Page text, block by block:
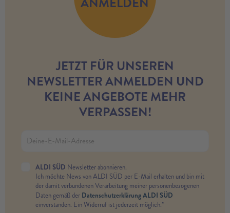
JETZT FÜR UNSEREN
NEWSLETTER ANMELDEN UND
KEINE ANGEBOTE MEHR
VERPASSEN!
ALDI SÜD Newsletter abonnieren.
Ich möchte News von ALDI SÜD per E-Mail erhalten und bin mit
der damit verbundenen Verarbeitung meiner personenbezogenen
Daten gemäß der Datenschutzerklärung ALDI SÜD
einverstanden. Ein Widerruf ist jederzeit möglich.*